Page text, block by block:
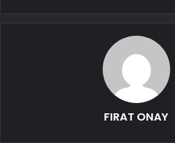
FIRAT ONAY